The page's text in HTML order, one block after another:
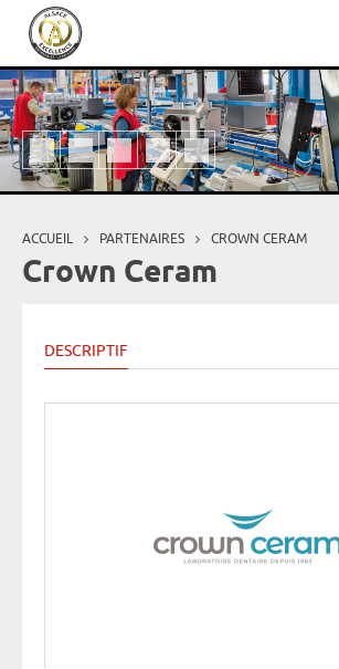
Aller au contenu principal
Vous êtes ici
ACCUEIL PARTENAIRES CROWN CERAM
Crown Ceram
DESCRIPTIF
Panneau de gestion des cookies